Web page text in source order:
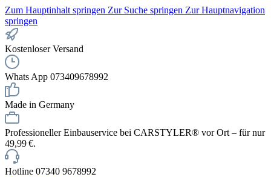
Zum Hauptinhalt springen Zur Suche springen Zur Hauptnavigation
springen
Kostenloser Versand
Whats App 073409678992
Made in Germany
Professioneller Einbauservice bei CARSTYLER® vor Ort – für nur
49,99 €.
Hotline 07340 9678992